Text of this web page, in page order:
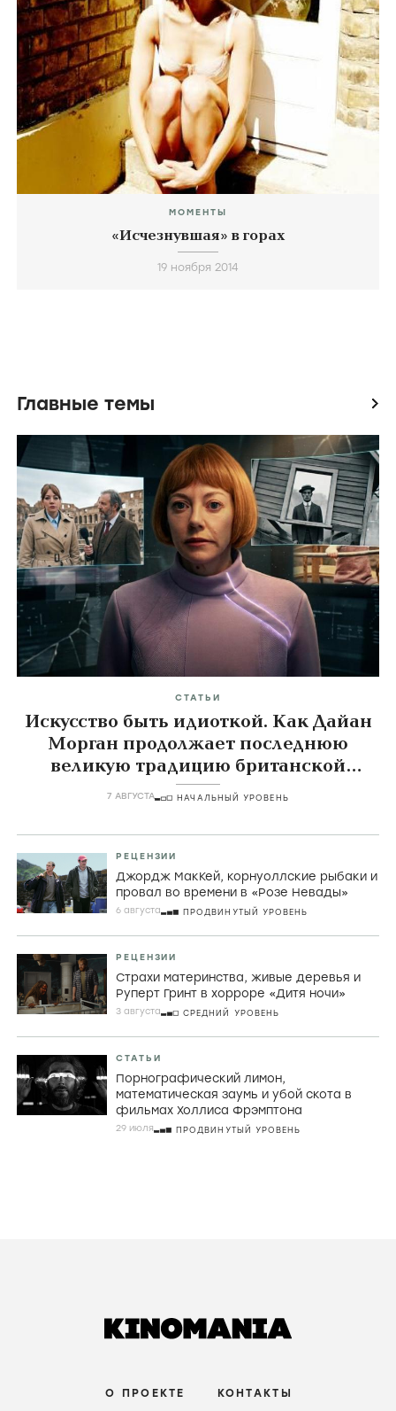
МОМЕНТЫ
«Исчезнувшая» в горах
19 ноября 2014
Главные темы icon
СТАТЬИ
Искусство быть идиоткой. Как Дайан
Морган продолжает последнюю
великую традицию британской
комедии
7 АВГУСТА НАЧАЛЬНЫЙ УРОВЕНЬ
РЕЦЕНЗИИ
Джордж МакКей, корнуоллские рыбаки и
провал во времени в «Розе Невады»
6 августа ПРОДВИНУТЫЙ УРОВЕНЬ
РЕЦЕНЗИИ
Страхи материнства, живые деревья и
Руперт Гринт в хорроре «Дитя ночи»
3 августа СРЕДНИЙ УРОВЕНЬ
СТАТЬИ
Порнографический лимон,
математическая заумь и убой скота в
фильмах Холлиса Фрэмптона
29 июля ПРОДВИНУТЫЙ УРОВЕНЬ
О ПРОЕКТЕ КОНТАКТЫ